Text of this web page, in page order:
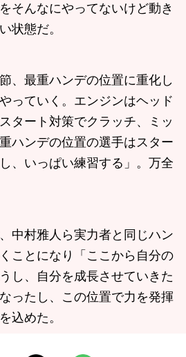
そんなにやってないけど動き
状態だ。
、最重ハンデの位置に重化し
っていく。エンジンはヘッド
タート対策でクラッチ、ミッ
ハンデの位置の選手はスター
、いっぱい練習する」。万全
中村雅人ら実力者と同じハン
ことになり「ここから自分の
し、自分を成長させていきた
ったし、この位置で力を発揮
込めた。